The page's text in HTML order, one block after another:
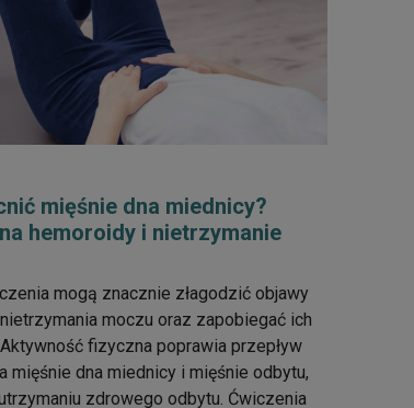
mięśnie dna miednicy?
hemoroidy i nietrzymanie
mogą znacznie złagodzić objawy
moczu oraz zapobiegać ich
fizyczna poprawia przepływ
mięśnie dna miednicy i mięśnie odbytu,
zdrowego odbytu. Ćwiczenia